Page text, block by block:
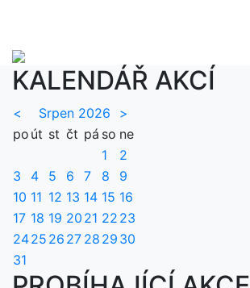
KALENDÁŘ AKCÍ
< Srpen 2026
>
po út st čt pá so ne
1
2
3
4 5 6 7 8
9
10 11 12 13 14 15 16
17 18 19 20 21 22 23
2425 26 27 28 29 30
31